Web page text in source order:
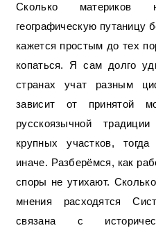
Сколько материков на земле: разбираем
географическую путаницу
кажется простым до тех
копаться. Я сам долго
странах учат разным
зависит от принятой
русскоязычной
крупных участков,
иначе. Разберёмся, как
споры не утихают.
мнения расходятся
связана с